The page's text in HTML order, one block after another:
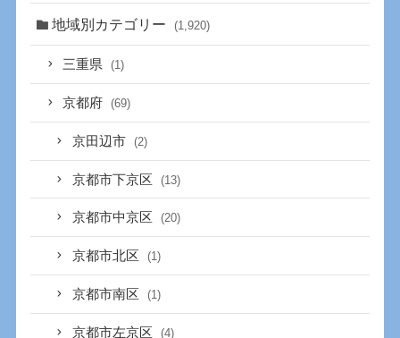
地域別カテゴリー (1,920)
三重県 (1)
京都府 (69)
京田辺市 (2)
京都市下京区 (13)
京都市中京区 (20)
京都市北区 (1)
京都市南区 (1)
京都市左京区 (4)